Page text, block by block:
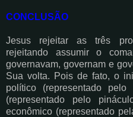
CONCLUSÃO
Jesus rejeitar as três
rejeitando assumir o
governavam, governam e
Sua volta. Pois de fato, o
político (representado
(representado pelo
econômico (representado